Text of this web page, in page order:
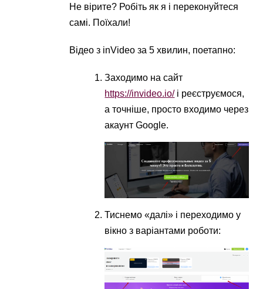
Не вірите? Робіть як я і переконуйтеся
самі. Поїхали!
Відео з inVideo за 5 хвилин, поетапно:
Заходимо на сайт
https://invideo.io/і реєструємося,
а точніше, просто входимо через
акаунт Google.
Тиснемо «далі» і переходимо у
вікно з варіантами роботи: